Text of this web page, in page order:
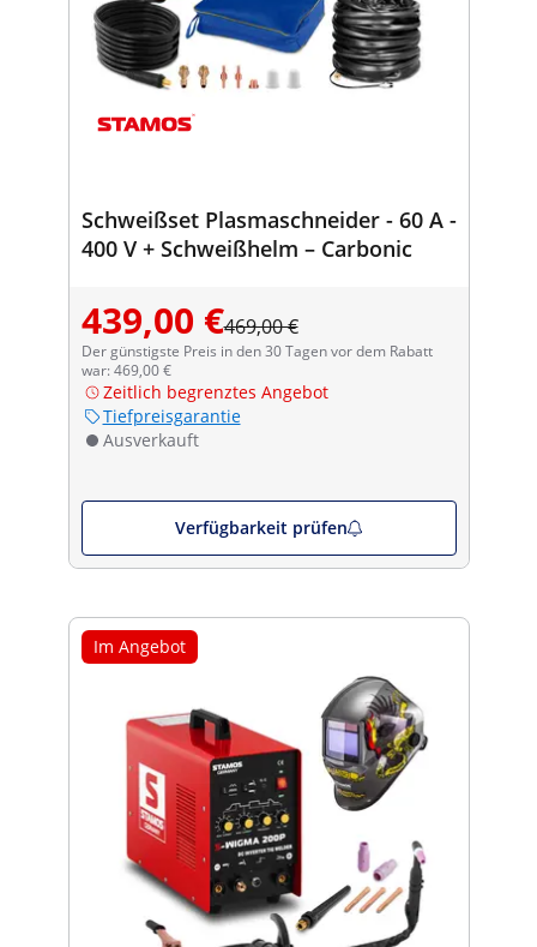
Schweißset Plasmaschneider - 60 A -
400 V + Schweißhelm – Carbonic
439,00 €469,00 €
Der günstigste Preis in den 30 Tagen vor dem Rabatt
war: 469,00 €
Zeitlich begrenztes Angebot
Tiefpreisgarantie
Ausverkauft
Verfügbarkeit prüfen
Im Angebot